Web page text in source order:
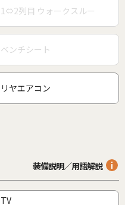
1⇔2列目 ウォークスルー
ベンチシート
リヤエアコン
装備説明／用語解説
TV